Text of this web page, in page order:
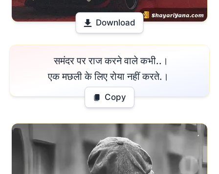
Download
समंदर पर राज करने वाले कभी..।
एक मछली के लिए रोया नहीं करते.।
Copy